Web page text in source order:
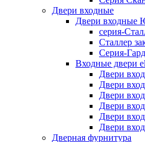
Двери входные
Двери входные
серия-
Сталлер
Серия-
Входные двери
Двери
Двери
Двери
Двери
Двери
Двери
Дверная фурнитура